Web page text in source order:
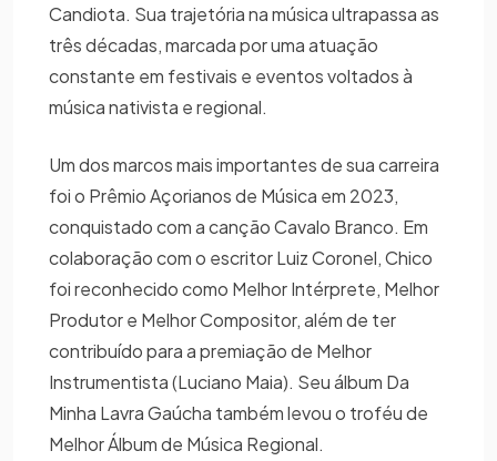
Candiota. Sua trajetória na música ultrapassa as
três décadas, marcada por uma atuação
constante em festivais e eventos voltados à
música nativista e regional.
Um dos marcos mais importantes de sua carreira
foi o Prêmio Açorianos de Música em 2023,
conquistado com a canção Cavalo Branco. Em
colaboração com o escritor Luiz Coronel, Chico
foi reconhecido como Melhor Intérprete, Melhor
Produtor e Melhor Compositor, além de ter
contribuído para a premiação de Melhor
Instrumentista (Luciano Maia). Seu álbum Da
Minha Lavra Gaúcha também levou o troféu de
Melhor Álbum de Música Regional.